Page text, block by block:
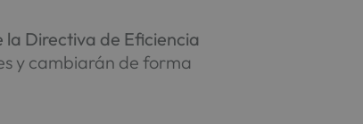
Directiva de Eficiencia
y cambiarán de forma